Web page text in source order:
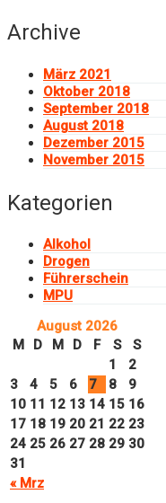
Archive
März 2021
Oktober 2018
September 2018
August 2018
Dezember 2015
November 2015
Kategorien
Alkohol
Drogen
Führerschein
MPU
August 2026
M
D M D F S S
« Mrz
1
2
3
4 5 6 7 8
9
10 11 12 13 14 15 16
17 18 19 20 21 22 23
24 25 26 27 28 29 30
31